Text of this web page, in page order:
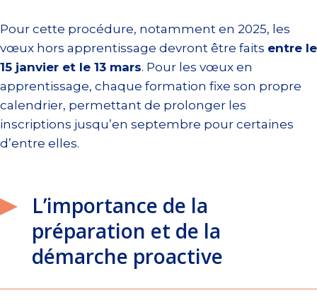
Pour cette procédure, notamment en 2025, les
vœux hors apprentissage devront être faits entre le
15 janvier et le 13 mars. Pour les vœux en
apprentissage, chaque formation fixe son propre
calendrier, permettant de prolonger les
inscriptions jusqu’en septembre pour certaines
d’entre elles.
L’importance de la
préparation et de la
démarche proactive